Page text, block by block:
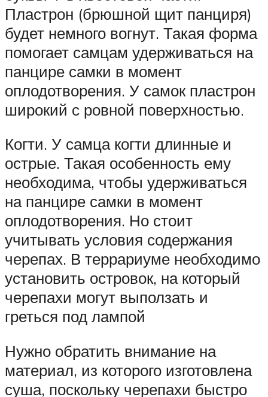
Пластрон (брюшной щит панциря)
будет немного вогнут. Такая форма
помогает самцам удерживаться на
панцире самки в момент
оплодотворения. У самок пластрон
широкий с ровной поверхностью.
Когти. У самца когти длинные и
острые. Такая особенность ему
необходима, чтобы удерживаться
на панцире самки в момент
оплодотворения. Но стоит
учитывать условия содержания
черепах. В террариуме необходимо
установить островок, на который
черепахи могут выползать и
греться под лампой
Нужно обратить внимание на
материал, из которого изготовлена
суша, поскольку черепахи быстро